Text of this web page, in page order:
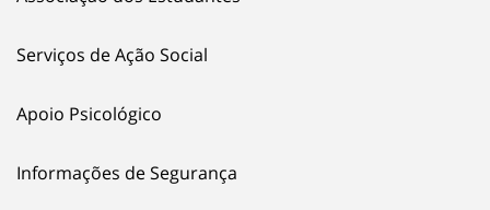
Serviços de Ação Social
Apoio Psicológico
Informações de Segurança